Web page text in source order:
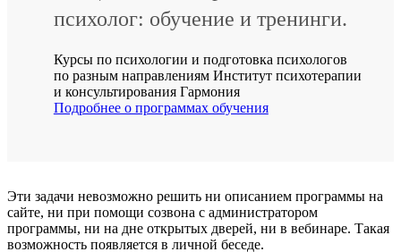
психолог: обучение и тренинги.
Курсы по психологии и подготовка психологов
по разным направлениям Институт психотерапии
и консультирования Гармония
Подробнее о программах обучения
Эти задачи невозможно решить ни описанием программы на
сайте, ни при помощи созвона с администратором
программы, ни на дне открытых дверей, ни в вебинаре. Такая
возможность появляется в личной беседе.